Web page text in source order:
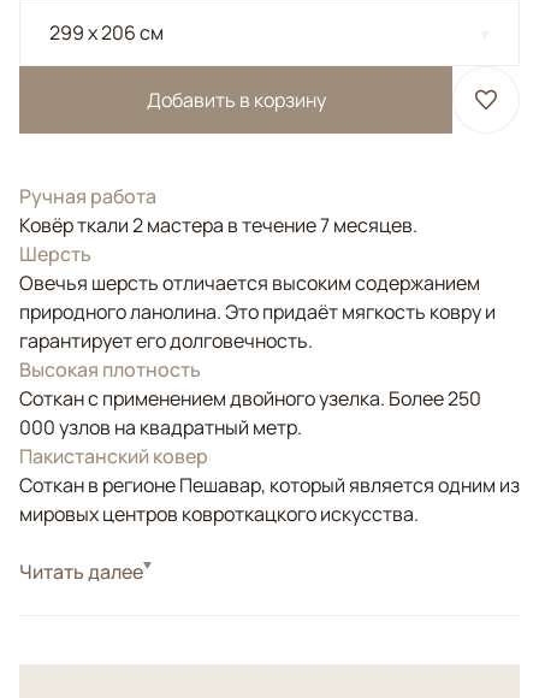
299 x 206 см
Добавить в корзину
Ручная работа
Ковёр ткали 2 мастера в течение 7 месяцев.
Шерсть
Овечья шерсть отличается высоким содержанием
природного ланолина. Это придаёт мягкость ковру и
гарантирует его долговечность.
Высокая плотность
Соткан с применением двойного узелка. Более 250
000 узлов на квадратный метр.
Пакистанский ковер
Соткан в регионе Пешавар, который является одним из
мировых центров ковроткацкого искусства.
СтильКлассические
УзорыГеометрический
Читать далее